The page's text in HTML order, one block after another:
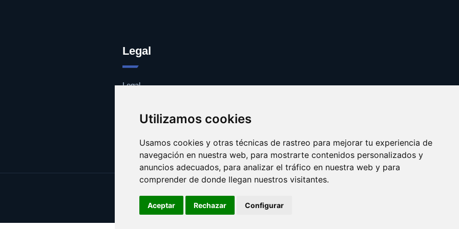
Utilizamos cookies
Usamos cookies y otras técnicas de rastreo para mejorar tu experiencia de
navegación en nuestra web, para mostrarte contenidos personalizados y
anuncios adecuados, para analizar el tráfico en nuestra web y para
comprender de donde llegan nuestros visitantes.
Aceptar Rechazar Configurar
Legal
Legal
Contacto